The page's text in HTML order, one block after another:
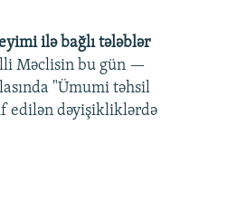
360p
480p
720p
ilə bağlı tələblər
Məclisin bu gün —
"Ümumi təhsil
edilən dəyişikliklərdə